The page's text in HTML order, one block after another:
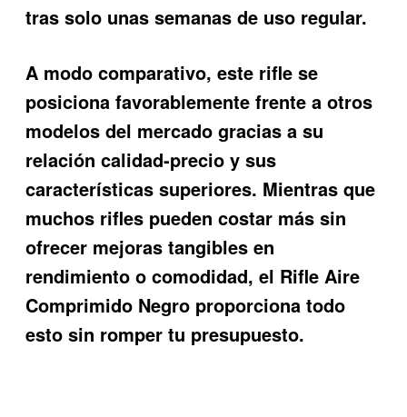
tras solo unas semanas de uso regular.
A modo comparativo, este rifle se
posiciona favorablemente frente a otros
modelos del mercado gracias a su
relación calidad-precio y sus
características superiores. Mientras que
muchos rifles pueden costar más sin
ofrecer mejoras tangibles en
rendimiento o comodidad, el Rifle Aire
Comprimido Negro proporciona todo
esto sin romper tu presupuesto.